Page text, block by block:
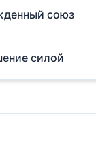
союз
силой